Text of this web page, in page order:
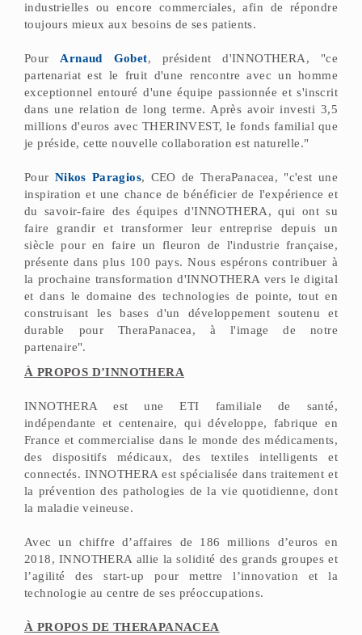
industrielles ou encore commerciales, afin de répondre
toujours mieux aux besoins de ses patients.
Pour Arnaud Gobet, président d'INNOTHERA, "ce
partenariat est le fruit d'une rencontre avec un homme
exceptionnel entouré d'une équipe passionnée et s'inscrit
dans une relation de long terme. Après avoir investi 3,5
millions d'euros avec THERINVEST, le fonds familial que
je préside, cette nouvelle collaboration est naturelle."
Pour Nikos Paragios, CEO de TheraPanacea, "c'est une
inspiration et une chance de bénéficier de l'expérience et
du savoir-faire des équipes d'INNOTHERA, qui ont su
faire grandir et transformer leur entreprise depuis un
siècle pour en faire un fleuron de l'industrie française,
présente dans plus 100 pays. Nous espérons contribuer à
la prochaine transformation d'INNOTHERA vers le digital
et dans le domaine des technologies de pointe, tout en
construisant les bases d'un développement soutenu et
durable pour TheraPanacea, à l'image de notre
partenaire".
À PROPOS D’INNOTHERA
INNOTHERA est une ETI familiale de santé,
indépendante et centenaire, qui développe, fabrique en
France et commercialise dans le monde des médicaments,
des dispositifs médicaux, des textiles intelligents et
connectés. INNOTHERA est spécialisée dans traitement et
la prévention des pathologies de la vie quotidienne, dont
la maladie veineuse.
Avec un chiffre d’affaires de 186 millions d’euros en
2018, INNOTHERA allie la solidité des grands groupes et
l’agilité des start-up pour mettre l’innovation et la
technologie au centre de ses préoccupations.
À PROPOS DE THERAPANACEA